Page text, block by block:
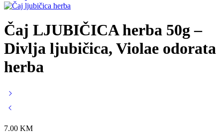
Čaj LJUBIČICA herba 50g –
Divlja ljubičica, Violae odorata
herba
7.00 KM